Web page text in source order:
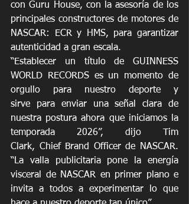
con Guru House, con la asesoría de los
principales constructores de motores de
NASCAR: ECR y HMS, para garantizar
autenticidad a gran escala.
“Establecer un título de GUINNESS
WORLD RECORDS es un momento de
orgullo para nuestro deporte y
sirve para enviar una señal clara de
nuestra postura ahora que iniciamos la
temporada 2026”, dijo Tim
Clark, Chief Brand Officer de NASCAR.
“La valla publicitaria pone la energía
visceral de NASCAR en primer plano e
invita a todos a experimentar lo que